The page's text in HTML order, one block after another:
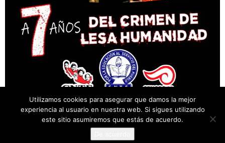
© Desarrollado por Cencos Sección XXII, Oaxaca.
Utilizamos cookies para asegurar que damos la mejor
experiencia al usuario en nuestra web. Si sigues utilizando
este sitio asumiremos que estás de acuerdo.